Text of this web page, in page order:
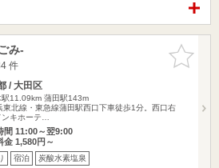
お気に入
りに追加
み-
件
/ 大田区
駅11.09km 蒲田駅143m
東北線・東急線蒲田駅西口下車徒歩1分。西口右
キホーテ…
間 11:00～翌9:00
金 1,580円～
宿泊 炭酸水素塩泉